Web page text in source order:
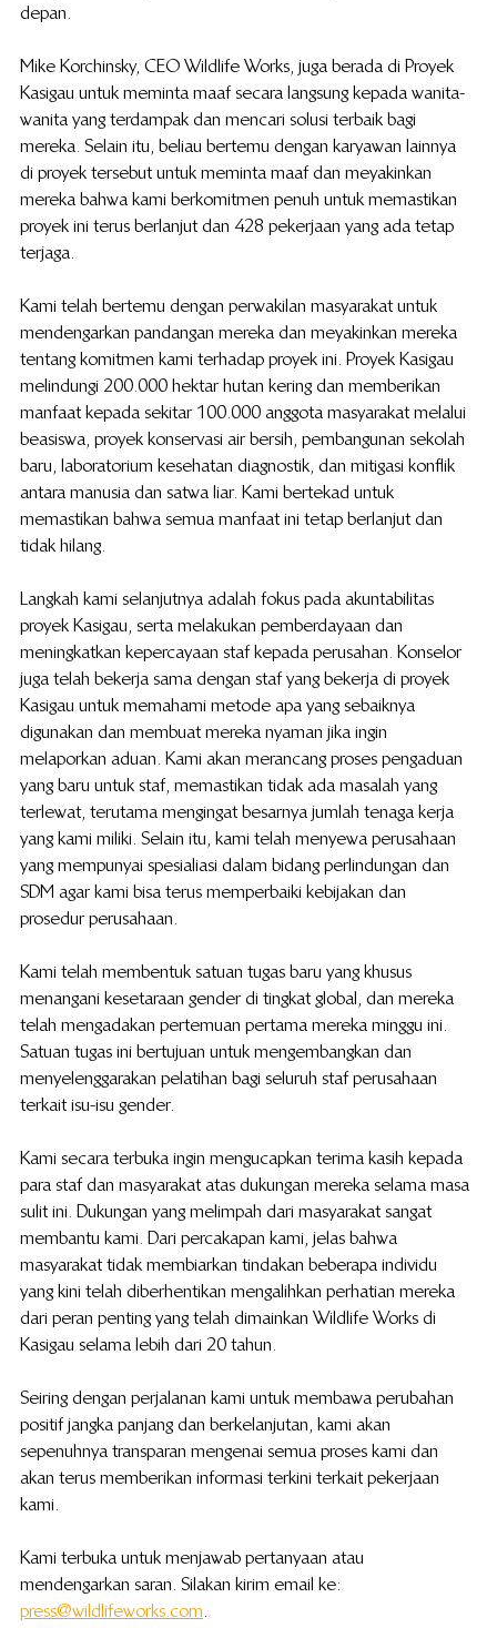
depan.
Mike Korchinsky, CEO Wildlife Works, juga berada di Proyek
Kasigau untuk meminta maaf secara langsung kepada wanita-
wanita yang terdampak dan mencari solusi terbaik bagi
mereka. Selain itu, beliau bertemu dengan karyawan lainnya
di proyek tersebut untuk meminta maaf dan meyakinkan
mereka bahwa kami berkomitmen penuh untuk memastikan
proyek ini terus berlanjut dan 428 pekerjaan yang ada tetap
terjaga.
Kami telah bertemu dengan perwakilan masyarakat untuk
mendengarkan pandangan mereka dan meyakinkan mereka
tentang komitmen kami terhadap proyek ini. Proyek Kasigau
melindungi 200.000 hektar hutan kering dan memberikan
manfaat kepada sekitar 100.000 anggota masyarakat melalui
beasiswa, proyek konservasi air bersih, pembangunan sekolah
baru, laboratorium kesehatan diagnostik, dan mitigasi konflik
antara manusia dan satwa liar. Kami bertekad untuk
memastikan bahwa semua manfaat ini tetap berlanjut dan
tidak hilang.
Langkah kami selanjutnya adalah fokus pada akuntabilitas
proyek Kasigau, serta melakukan pemberdayaan dan
meningkatkan kepercayaan staf kepada perusahan. Konselor
juga telah bekerja sama dengan staf yang bekerja di proyek
Kasigau untuk memahami metode apa yang sebaiknya
digunakan dan membuat mereka nyaman jika ingin
melaporkan aduan. Kami akan merancang proses pengaduan
yang baru untuk  staf, memastikan tidak ada masalah yang
terlewat, terutama mengingat besarnya jumlah tenaga kerja
yang kami miliki. Selain itu, kami telah menyewa perusahaan
yang mempunyai spesialiasi dalam bidang perlindungan dan
SDM agar kami bisa terus memperbaiki kebijakan dan
prosedur perusahaan.
Kami telah membentuk satuan tugas baru yang khusus
menangani kesetaraan gender di tingkat global, dan mereka
telah mengadakan pertemuan pertama mereka minggu ini.
Satuan tugas ini bertujuan untuk mengembangkan dan
menyelenggarakan pelatihan bagi seluruh staf perusahaan
terkait isu-isu gender.
Kami secara terbuka ingin mengucapkan terima kasih kepada
para staf dan masyarakat atas dukungan mereka selama masa
sulit ini. Dukungan yang melimpah dari masyarakat sangat
membantu kami. Dari percakapan kami, jelas bahwa
masyarakat tidak membiarkan tindakan beberapa individu
yang kini telah diberhentikan mengalihkan perhatian mereka
dari peran penting yang telah dimainkan Wildlife Works di
Kasigau selama lebih dari 20 tahun.
Seiring dengan perjalanan kami untuk membawa perubahan
positif jangka panjang dan berkelanjutan, kami akan
sepenuhnya transparan mengenai semua proses kami dan
akan terus memberikan informasi terkini terkait pekerjaan
kami.
Kami terbuka untuk menjawab pertanyaan atau
mendengarkan saran. Silakan kirim email ke:
press@wildlifeworks.com.